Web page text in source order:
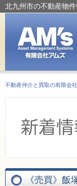
北九州市の不動産物
不動産仲介と買取の有限会
《売買》